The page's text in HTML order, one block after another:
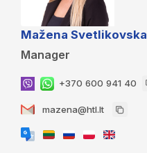
Mažena Svetlikovska
Manager
+370 600 941 40
mazena@htl.lt